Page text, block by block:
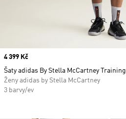
Price
4 399 Kč
Šaty adidas By Stella McCartney Training
Ženy adidas by Stella McCartney
3 barvy/ev